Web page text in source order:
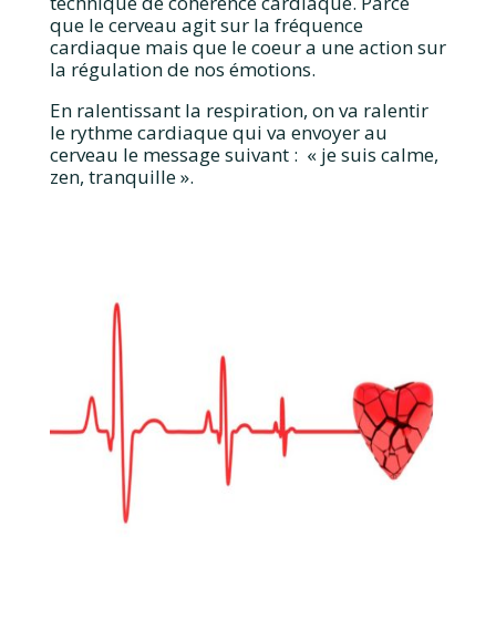
que le cerveau agit sur la fréquence
cardiaque mais que le coeur a une action sur
la régulation de nos émotions.
En ralentissant la respiration, on va ralentir
le rythme cardiaque qui va envoyer au
cerveau le message suivant : « je suis calme,
zen, tranquille ».